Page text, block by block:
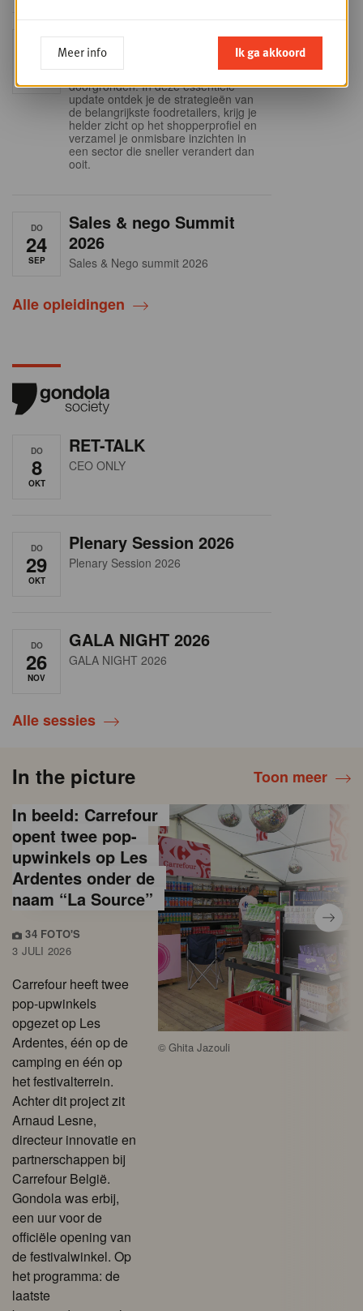
15
Into Retail - Sold out
Mis deze unieke kans niet om het
Belgische retaillandschap volledig te
doorgronden. In deze essentiële
update ontdek je de strategieën van
de belangrijkste foodretailers, krijg je
helder zicht op het shopperprofiel en
verzamel je onmisbare inzichten in
een sector die sneller verandert dan
ooit.
DO
24
SEP
Sales & nego Summit
2026
Sales & Nego summit 2026
Alle opleidingen
DO
8
OKT
RET-TALK
CEO ONLY
DO
29
OKT
Plenary Session 2026
Plenary Session 2026
DO
26
NOV
GALA NIGHT 2026
GALA NIGHT 2026
Alle sessies
In the picture Toon meer
In beeld: Carrefour
opent twee pop-
upwinkels op Les
Ardentes onder de
naam “La Source”
34 FOTO'S
3 JULI 2026
Carrefour heeft twee
pop-upwinkels
opgezet op Les
Ardentes, één op de
camping en één op
het festivalterrein.
Achter dit project zit
Arnaud Lesne,
directeur innovatie en
partnerschappen bij
Carrefour België.
Gondola was erbij,
een uur voor de
officiële opening van
de festivalwinkel. Op
het programma: de
laatste
©Ghita Jazouli
Meer info Ik ga akkoord